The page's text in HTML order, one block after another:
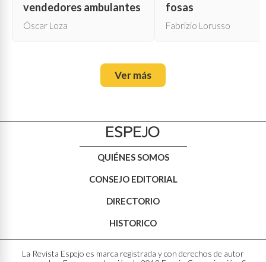
vendedores ambulantes
Óscar Loza
fosas
Fabrizio Lorusso
Ver más
QUIÉNES SOMOS
CONSEJO EDITORIAL
DIRECTORIO
HISTORICO
La Revista Espejo es marca registrada y con derechos de autor